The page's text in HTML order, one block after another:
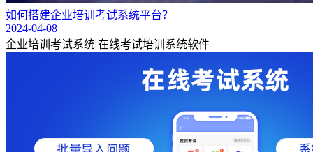
如何搭建企业培训考试系统平台？
2024-04-08
企业培训考试系统 在线考试培训系统软件